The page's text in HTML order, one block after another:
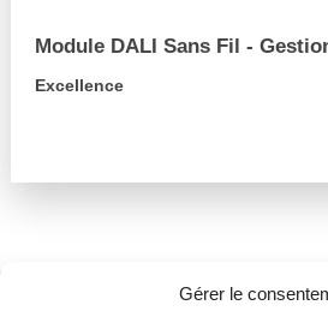
Gérer le
Module DALI Sans Fil -
Excellence